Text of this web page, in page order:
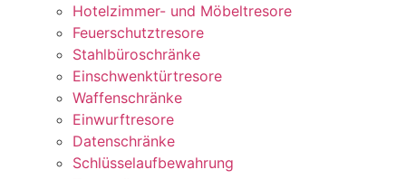
Hotelzimmer- und Möbeltresore
Feuerschutztresore
Stahlbüroschränke
Einschwenktürtresore
Waffenschränke
Einwurftresore
Datenschränke
Schlüsselaufbewahrung